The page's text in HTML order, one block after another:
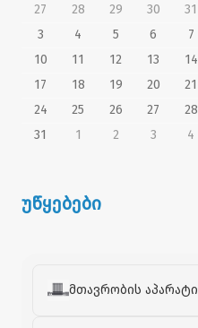
27
28 29 30 31
3
4 5 6 7
10
11 12 13 14
17
18 19 20 21
24
25 26 27 28
31
1 2 3 4
უწყებები
მთავრობის აპარატი